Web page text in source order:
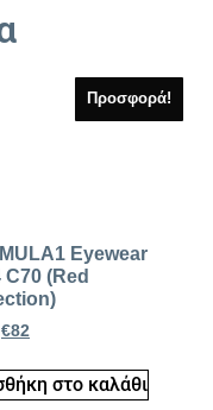
Προσφορά!
Eyewear
C70 (Red
€82
στο καλάθι